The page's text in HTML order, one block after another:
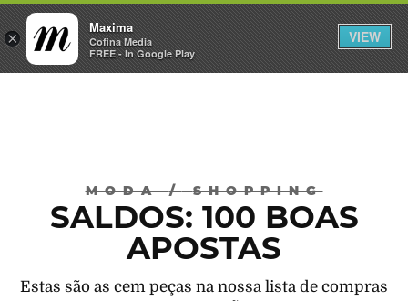
×
Maxima
Cofina Media
FREE - In Google Play
VIEW
INICIAR SESSÃO
MODA/ SHOPPING
SALDOS: 100 BOAS
APOSTAS
Estas são as cem peças na nossa lista de compras